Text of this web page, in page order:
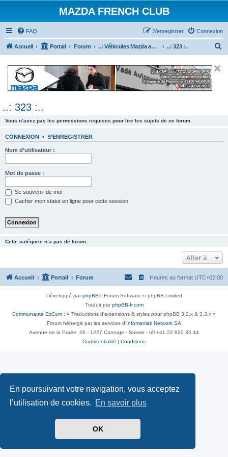
En poursuivant votre navigation, vous acceptez
l’utilisation de cookies. En savoir plus
OK
MAZDA FRENCH CLUB
FAQ Connexion
S’enregistrer
Accueil Portail Forum ..: Véhicules Mazda ancien (<2003) :.. ..: 323 :..
e
..: 323 :..
Vous n’avez pas les permissions requises pour lire les sujets de ce forum.
CONNEXION • S’ENREGISTRER
Nom d’utilisateur :
Mot de passe :
Se souvenir de moi
Cacher mon statut en ligne pour cette session
Cette catégorie n’a pas de forum.
Aller à
Accueil Portail Forum Heures au format UTC+02:00
Développé parphpBB® Forum Software © phpBB Limited
Traduit parphpBB-fr.com
Communauté EzCom : « Traductions d'extensions & styles pour phpBB 3.2.x & 3.3.x »
Forum hébergé par les services d’ Infomaniak Network SA
Avenue de la Praille, 26 - 1227 Carouge - Suisse - tél +41 22 820 35 44
Confidentialité
Conditions